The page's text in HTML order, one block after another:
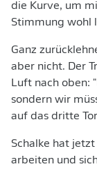
die Kurve, um
Stimmung wohl
Ganz
aber nicht. Der
Luft nach oben:
sondern wir
auf das dritte
Schalke hat
arbeiten und